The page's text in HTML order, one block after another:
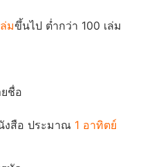
มขึ้นไป ต่ำกว่า 100 เล่ม
ชื่อ
งสือ ประมาณ 1 อาทิตย์